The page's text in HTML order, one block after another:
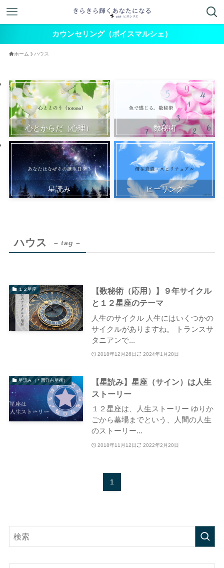
カウンセリング（ボイスマルシェ）
ホーム ハウス
心とからだ（心理） 数秘術
星読み ヒーリング
ハウス – tag –
１２星座
【数秘術（応用）】９年サイクル
と１２星座のテーマ
人生のサイクル 人生にはいくつかの
サイクルがありますね。 トランスサ
タニアンで...
2018年12月26日 2024年1月28日
星読み（＊西洋占星術）
【星読み】星座（サイン）は人生
ストーリー
１２星座は、人生ストーリー ゆりか
ごから墓場までという、人間の人生
のストーリー...
2018年11月12日 2022年2月20日
1